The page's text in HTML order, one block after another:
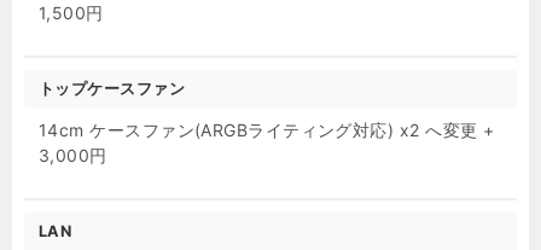
1,500円
トップケースファン
14cm ケースファン(ARGBライティング対応) x2 へ変更 +
3,000円
LAN